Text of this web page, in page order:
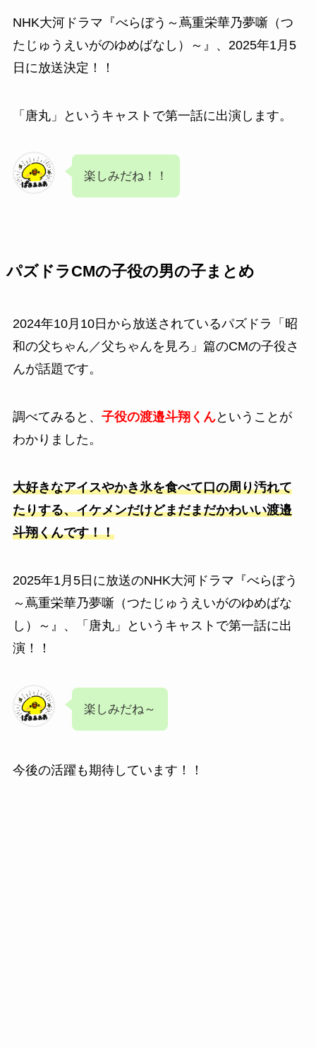
NHK大河ドラマ『べらぼう～蔦重栄華乃夢噺（つ
たじゅうえいがのゆめばなし）～』、 2025年1月5
日に放送決定！！
「唐丸」というキャストで第一話に出演します。
楽しみだね！！
パズドラCMの子役の男の子まとめ
2024年10月10日から放送されているパズドラ「昭
和の父ちゃん／父ちゃんを見ろ」篇のCMの子役さ
んが話題です。
調べてみると、 子役の渡邉斗翔くんということが
わかりました。
大好きなアイスやかき氷を食べて口の周り汚れて
たりする、イケメンだけどまだまだかわいい渡邉
斗翔くんです！！
2025年1月5日に放送のNHK大河ドラマ『べらぼう
～蔦重栄華乃夢噺（つたじゅうえいがのゆめばな
し）～』、
「唐丸」というキャストで第一話に出
演！！
楽しみだね～
今後の活躍も期待しています！！